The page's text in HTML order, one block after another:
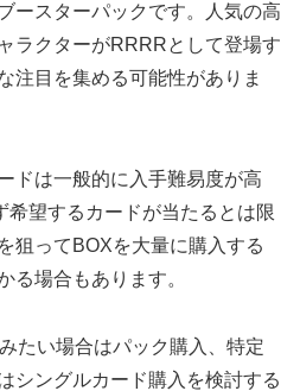
ースターパックです。人気の高
ラクターがRRRRとして登場す
注目を集める可能性がありま
ドは一般的に入手難易度が高
希望するカードが当たるとは限
狙ってBOXを大量に購入する
る場合もあります。
たい場合はパック購入、特定
シングルカード購入を検討する